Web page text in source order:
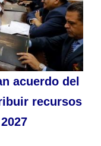
acuerdo del
recursos